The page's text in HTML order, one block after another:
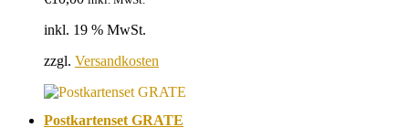
inkl. 19 % MwSt.
zzgl. Versandkosten
Postkartenset GRATE